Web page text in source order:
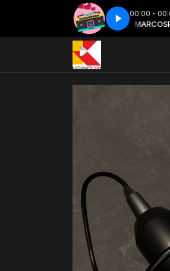
00:00 -
MUSICAL com ANTONIO MARCOS
Remember - Parte 5 Remember -